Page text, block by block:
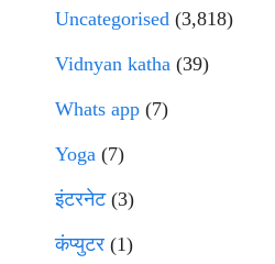
Uncategorised (3,818)
Vidnyan katha (39)
Whats app (7)
Yoga (7)
इंटरनेट(3)
कंप्युटर (1)